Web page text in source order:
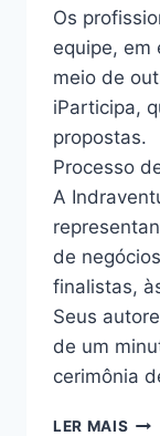
Os
equipe, em
meio de
iParticipa,
propostas.
Processo
A
de
finalistas,
Seus
de um
cerimônia
LER MAIS